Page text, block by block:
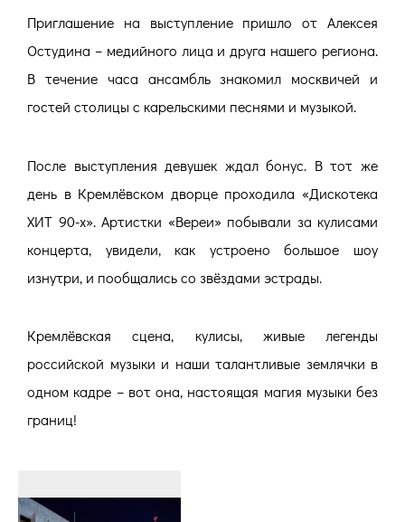
Приглашение на выступление пришло от Алексея
Остудина – медийного лица и друга нашего региона.
В течение часа ансамбль знакомил москвичей и
гостей столицы с карельскими песнями и музыкой.
После выступления девушек ждал бонус. В тот же
день в Кремлёвском дворце проходила «Дискотека
ХИТ 90-х». Артистки «Вереи» побывали за кулисами
концерта, увидели, как устроено большое шоу
изнутри, и пообщались со звёздами эстрады.
Кремлёвская сцена, кулисы, живые легенды
российской музыки и наши талантливые землячки в
одном кадре – вот она, настоящая магия музыки без
границ!